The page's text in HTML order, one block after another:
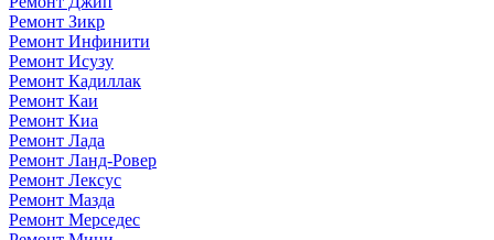
Ремонт Зикр
Ремонт Инфинити
Ремонт Исузу
Ремонт Кадиллак
Ремонт Каи
Ремонт Киа
Ремонт Лада
Ремонт Ланд-Ровер
Ремонт Лексус
Ремонт Мазда
Ремонт Мерседес